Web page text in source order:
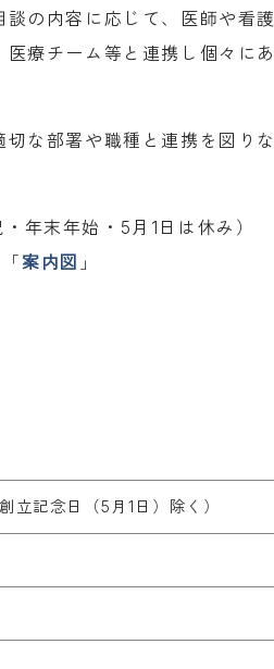
の内容に応じて、医師や看護
療チーム等と連携し個々にあ
な部署や職種と連携を図りな
年末年始・5月1日は休み）
案内図 」
記念日（5月1日）除く）